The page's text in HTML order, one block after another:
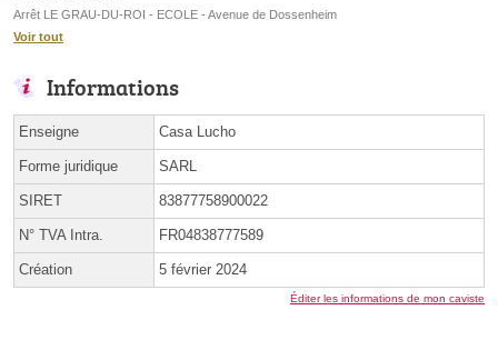
Arrêt LE GRAU-DU-ROI - ECOLE - Avenue de Dossenheim
Voir tout
Informations
Enseigne Casa Lucho
Forme juridique SARL
SIRET 83877758900022
N° TVA Intra. FR04838777589
Création 5 février 2024
Éditer les informations de mon caviste